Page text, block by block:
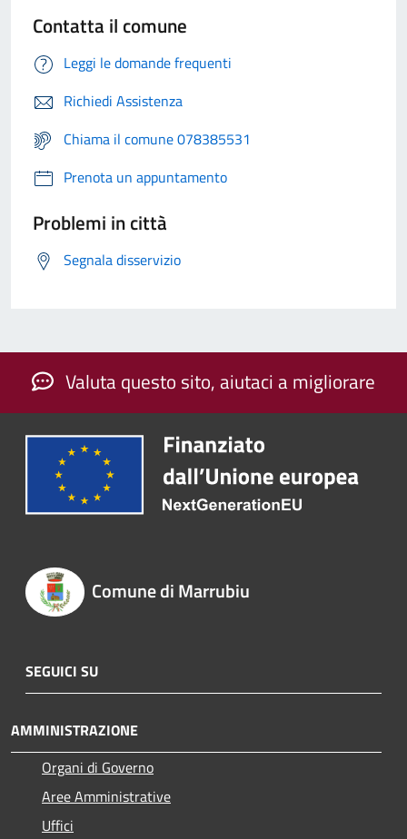
Contatta il comune
Leggi le domande frequenti
Richiedi Assistenza
Chiama il comune 078385531
Prenota un appuntamento
Problemi in città
Segnala disservizio
Valuta questo sito, aiutaci a migliorare
Comune di Marrubiu
SEGUICI SU
AMMINISTRAZIONE
Organi di Governo
Aree Amministrative
Uffici